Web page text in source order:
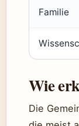
Familie
Wie
Die